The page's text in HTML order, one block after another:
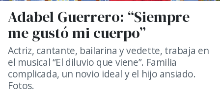
Adabel Guerrero: “Siempre
me gustó mi cuerpo”
Actriz, cantante, bailarina y vedette, trabaja en
el musical “El diluvio que viene”. Familia
complicada, un novio ideal y el hijo ansiado.
Fotos.